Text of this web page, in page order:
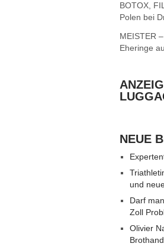
BOTOX,
Polen bei
MEISTER
Eheringe
NEUE
und
Darf
Zoll
Olivier